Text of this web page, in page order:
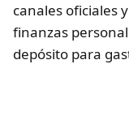
canales oficiales
finanzas
depósito para